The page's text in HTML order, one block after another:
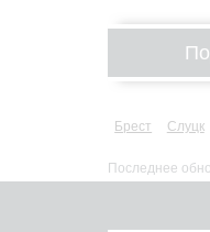
Брест Слуцк
Последнее